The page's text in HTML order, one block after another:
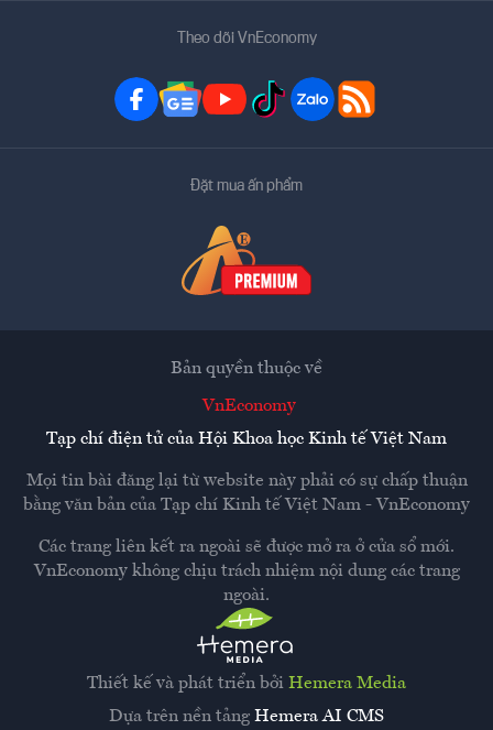
Theo dõi VnEconomy
Đặt mua ấn phẩm
Thiết kế và phát triển bởi Hemera Media
Dựa trên nền tảng Hemera AI CMS
Bản quyền thuộc về
VnEconomy
Tạp chí điện tử của Hội Khoa học Kinh tế Việt Nam
Mọi tin bài đăng lại từ website này phải có sự chấp thuận
bằng văn bản của Tạp chí Kinh tế Việt Nam - VnEconomy
Các trang liên kết ra ngoài sẽ được mở ra ở cửa sổ mới.
VnEconomy không chịu trách nhiệm nội dung các trang
ngoài.